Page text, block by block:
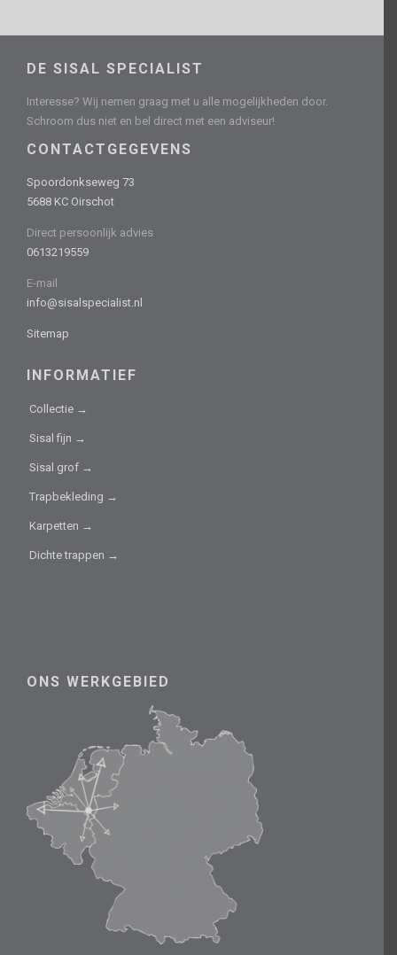
DE SISAL SPECIALIST
Interesse? Wij nemen graag met u alle mogelijkheden door.
Schroom dus niet en bel direct met een adviseur!
CONTACTGEGEVENS
Spoordonkseweg 73
5688 KC Oirschot
Direct persoonlijk advies
0613219559
E-mail
info@sisalspecialist.nl
Sitemap
INFORMATIEF
Collectie →
Sisal fijn →
Sisal grof →
Trapbekleding →
Karpetten →
Dichte trappen →
ONS WERKGEBIED